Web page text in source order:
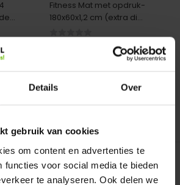
Details Over
gebruik van cookies
om content en advertenties te
functies voor social media te bieden
te analyseren. Ook delen we
Fitness Mat met opdruk-
180x60x1,2 cm (extra di...
Vergelijk
Op voorraad